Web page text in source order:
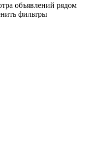
объявлений рядом
фильтры